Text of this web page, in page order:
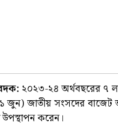
২০২৩-২৪ অর্থবছরের ৭
জুন) জাতীয় সংসদের বাজেট
করেন।